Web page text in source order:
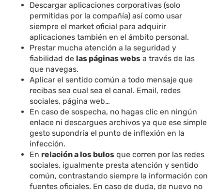
Descargar aplicaciones corporativas (solo
permitidas por la compañía) así como usar
siempre el market oficial para adquirir
aplicaciones también en el ámbito personal.
Prestar mucha atención a la seguridad y
fiabilidad de las páginas webs a través de las
que navegas.
Aplicar el sentido común a todo mensaje que
recibas sea cual sea el canal. Email, redes
sociales, página web…
En caso de sospecha, no hagas clic en ningún
enlace ni descargues archivos ya que ese simple
gesto supondría el punto de inflexión en la
infección.
En relación a los bulos que corren por las redes
sociales, igualmente presta atención y sentido
común, contrastando siempre la información con
fuentes oficiales. En caso de duda, de nuevo no